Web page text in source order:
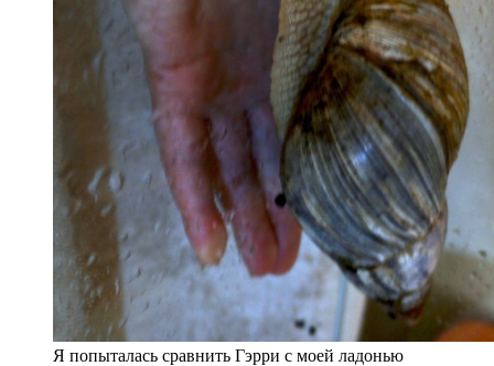
Я попыталась сравнить Гэрри с моей ладонью